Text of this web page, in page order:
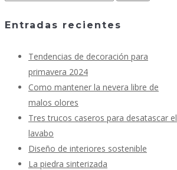
Entradas recientes
Tendencias de decoración para
primavera 2024
Como mantener la nevera libre de
malos olores
Tres trucos caseros para desatascar el
lavabo
Diseño de interiores sostenible
La piedra sinterizada